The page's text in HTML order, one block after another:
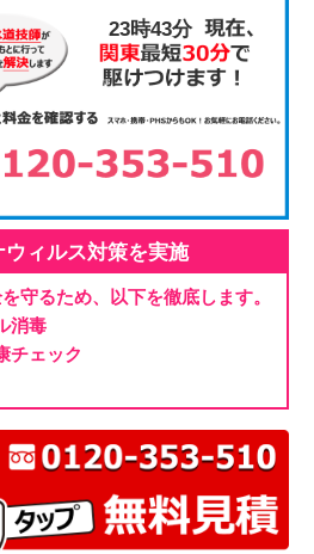
23時43分
ウィルス対策を実施
守るため、以下を徹底します。
消毒
チェック